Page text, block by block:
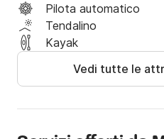
Pilota automatico
Tendalino
Kayak
Vedi tutte le